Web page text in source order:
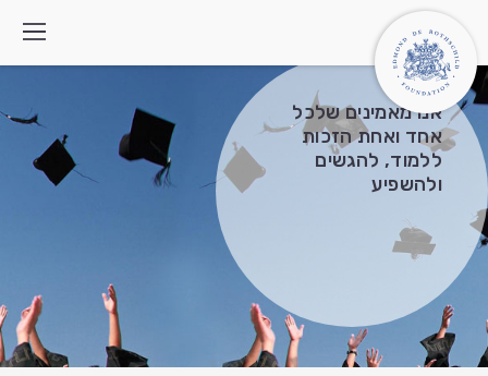
מי אנחנו
התוכניות
מה חדש
צרו קשר
אנו מאמינים שלכל
אחד ואחת הזכות
ללמוד, להגשים
ולהשפיע